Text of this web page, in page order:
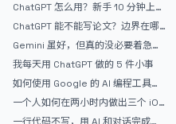
ChatGPT 怎么用？新手 10 分钟上手
ChatGPT 能不能写论文？边界在哪
Gemini 虽好，但真的没必要着急放
弃 ChatGPT
我每天用 ChatGPT 做的 5 件小事
如何使用 Google 的 AI 编程工具
AntiGravity：独立开发者的新时代
武器
一个人如何在两小时内做出三个 iOS
APP？｜AntiGravity + Gemini 3 实